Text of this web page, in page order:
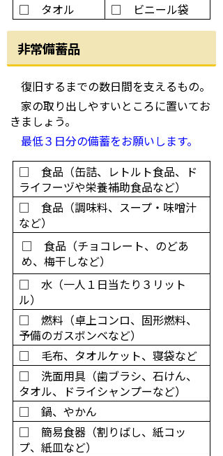
□ タオル
□ ビニール袋
非常備蓄品
復旧するまでの数日間を支えるもの。
家の取り出しやすいところに置いてお
きましょう。
最低３日分の備蓄をお願いします。
□ 食品（缶詰、レトルト食品、ド
ライフーヅや栄養補助食品など）
□ 食品（調味料、スープ・味噌汁
など）
□ 食品（チョコレート、のどあ
め、梅干しなど）
□ 水（一人１日当たり３リット
ル）
□ 燃料（卓上コンロ、固形燃料、
予備のガスボンベなど）
□ 毛布、タオルケット、寝袋など
□ 洗面用具（歯ブラシ、石けん、
タオル、ドライシャンプーなど）
□ 鍋、やかん
□ 簡易食器（割りばし、紙コッ
プ、紙皿など）